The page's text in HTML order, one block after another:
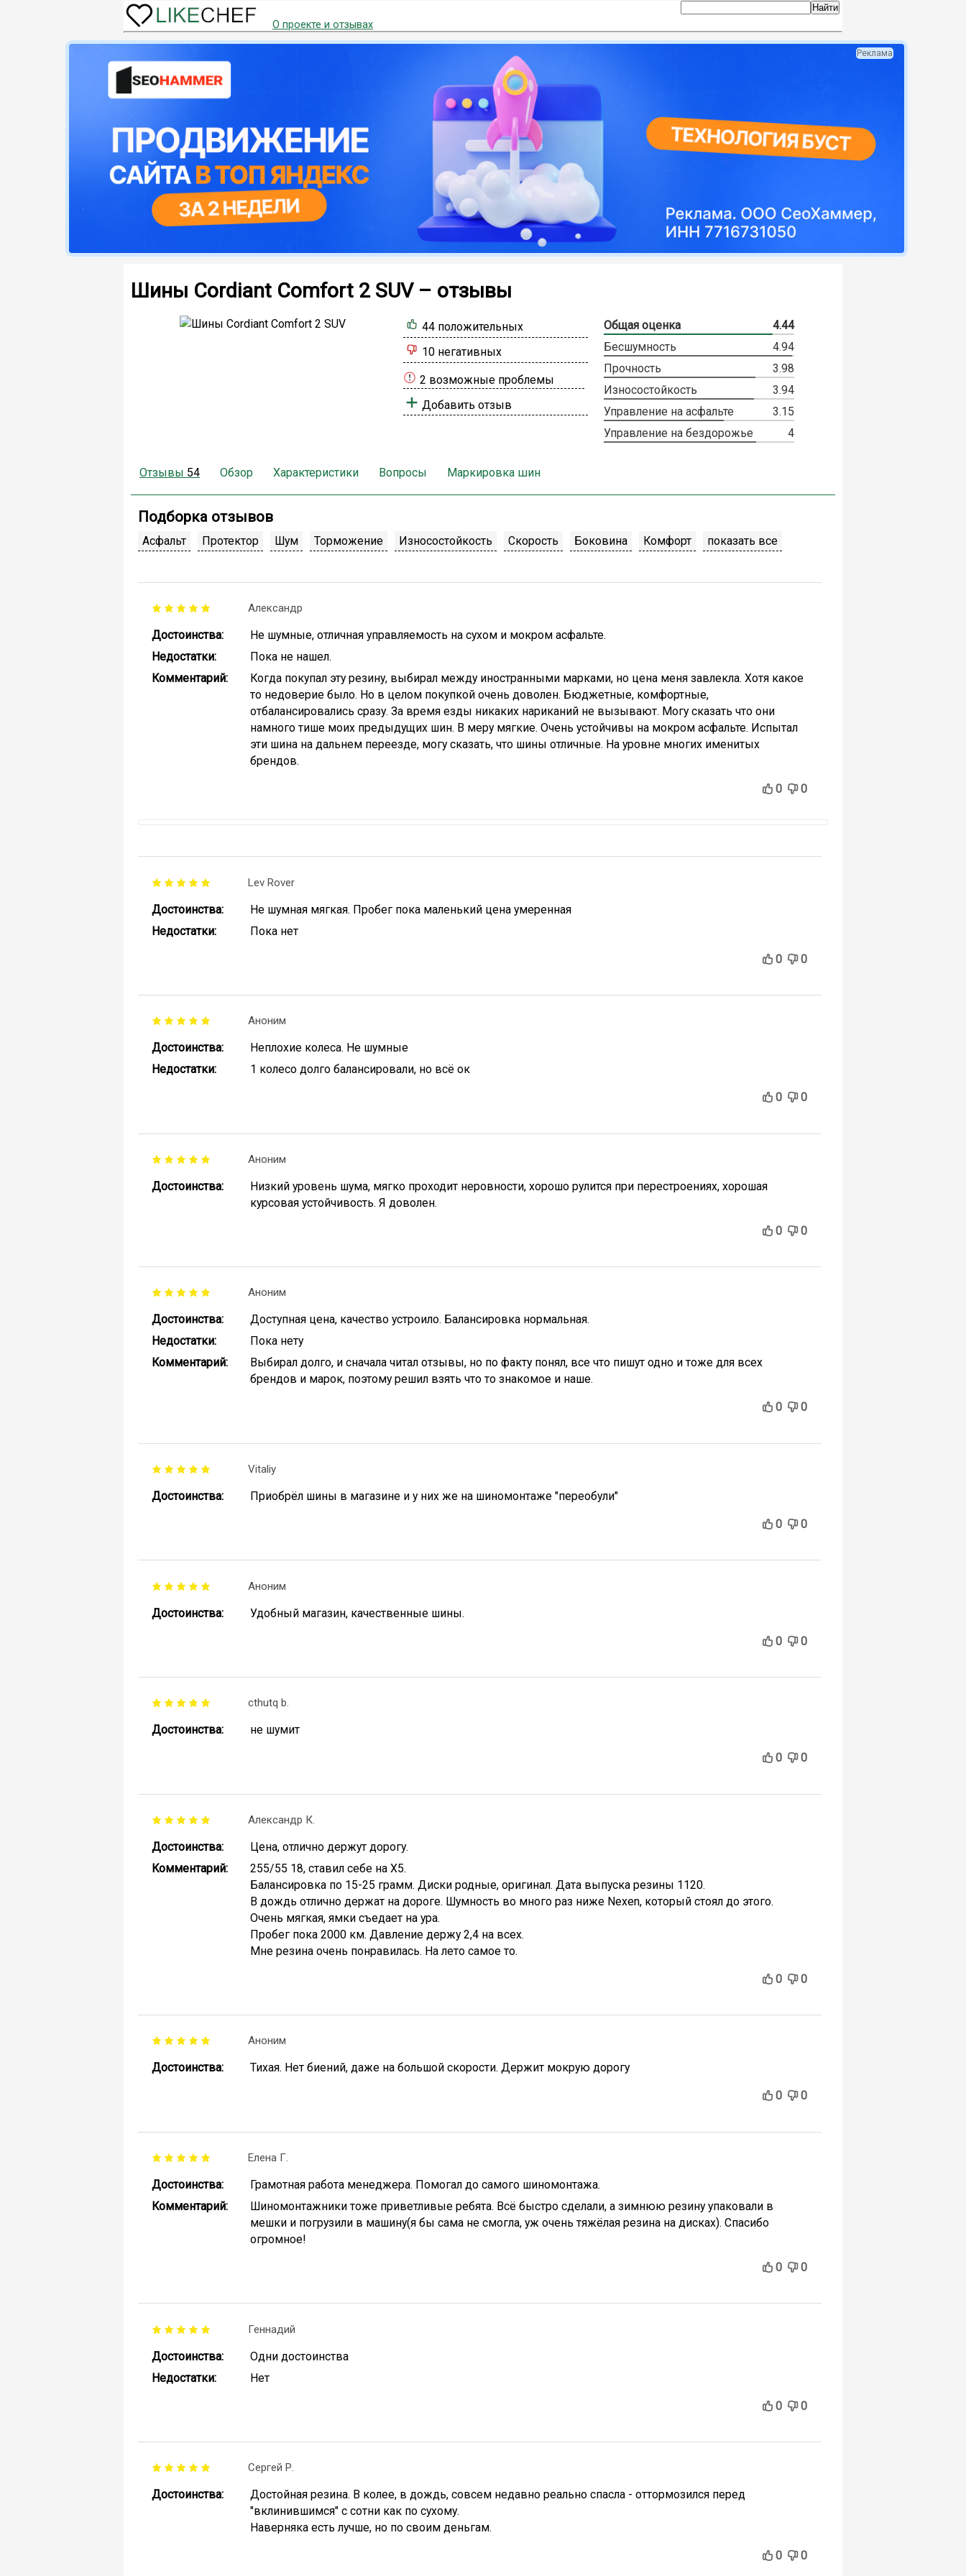
О проекте и отзывах
Реклама
Шины Cordiant Comfort 2 SUV – отзывы
44 положительных
10 негативных
2 возможные проблемы
Добавить отзыв
Общая оценка
4.44
Бесшумность
4.94
Прочность
3.98
Износостойкость
3.94
Управление на асфальте
3.15
Управление на бездорожье
4
Отзывы 54 Обзор Характеристики Вопросы Маркировка шин
Подборка отзывов
Асфальт Протектор Шум Торможение Износостойкость Скорость Боковина Комфорт показать все
Александр
Достоинства:
Не шумные, отличная управляемость на сухом и мокром асфальте.
Недостатки:
Пока не нашел.
Комментарий:
Когда покупал эту резину, выбирал между иностранными марками, но цена меня завлекла. Хотя какое
то недоверие было. Но в целом покупкой очень доволен. Бюджетные, комфортные,
отбалансировались сразу. За время езды никаких нариканий не вызывают. Могу сказать что они
намного тише моих предыдущих шин. В меру мягкие. Очень устойчивы на мокром асфальте. Испытал
эти шина на дальнем переезде, могу сказать, что шины отличные. На уровне многих именитых
брендов.
0 0
Lev Rover
Достоинства:
Не шумная мягкая. Пробег пока маленький цена умеренная
Недостатки:
Пока нет
0 0
Аноним
Достоинства:
Неплохие колеса. Не шумные
Недостатки:
1 колесо долго балансировали, но всё ок
0 0
Аноним
Достоинства:
Низкий уровень шума, мягко проходит неровности, хорошо рулится при перестроениях, хорошая
курсовая устойчивость. Я доволен.
0 0
Аноним
Достоинства:
Доступная цена, качество устроило. Балансировка нормальная.
Недостатки:
Пока нету
Комментарий:
Выбирал долго, и сначала читал отзывы, но по факту понял, все что пишут одно и тоже для всех
брендов и марок, поэтому решил взять что то знакомое и наше.
0 0
Vitaliy
Достоинства: Приобрёл шины в магазине и у них же на шиномонтаже "переобули"
0 0
Аноним
Достоинства: Удобный магазин, качественные шины.
0 0
cthutq b.
Достоинства: не шумит
0 0
Александр К.
Достоинства:
Цена, отлично держут дорогу.
Комментарий:
255/55 18, ставил себе на Х5.
Балансировка по 15-25 грамм. Диски родные, оригинал. Дата выпуска резины 1120.
В дождь отлично держат на дороге. Шумность во много раз ниже Nexen, который стоял до этого.
Очень мягкая, ямки съедает на ура.
Пробег пока 2000 км. Давление держу 2,4 на всех.
Мне резина очень понравилась. На лето самое то.
0 0
Аноним
Достоинства: Тихая. Нет биений, даже на большой скорости. Держит мокрую дорогу
0 0
Елена Г.
Достоинства:
Грамотная работа менеджера. Помогал до самого шиномонтажа.
Комментарий:
Шиномонтажники тоже приветливые ребята. Всё быстро сделали, а зимнюю резину упаковали в
мешки и погрузили в машину(я бы сама не смогла, уж очень тяжёлая резина на дисках). Спасибо
огромное!
0 0
Геннадий
Достоинства:
Одни достоинства
Недостатки:
Нет
0 0
Сергей Р.
Достоинства:
Достойная резина. В колее, в дождь, совсем недавно реально спасла - оттормозился перед
"вклинившимся" с сотни как по сухому.
Наверняка есть лучше, но по своим деньгам.
0 0